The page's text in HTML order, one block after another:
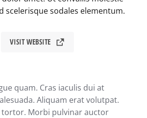
scelerisque sodales elementum.
VISIT WEBSITE
quam. Cras iaculis dui at
Aliquam erat volutpat.
tortor. Morbi pulvinar auctor